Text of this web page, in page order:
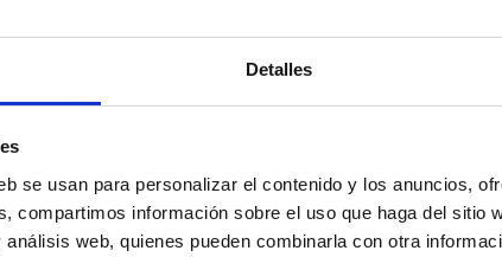
Detalles
se usan para personalizar el contenido y los anuncios,
compartimos información sobre el uso que haga del sitio
web, quienes pueden combinarla con otra